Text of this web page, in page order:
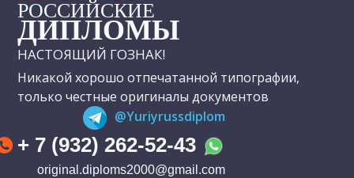
РОССИЙСКИЕ
ДИПЛОМЫ
НАСТОЯЩИЙ ГОЗНАК!
Никакой хорошо отпечатанной типографии,
только честные оригиналы документов
@Yuriyrussdiplom
+ 7 (932) 262-52-43
original.diploms2000@gmail.com